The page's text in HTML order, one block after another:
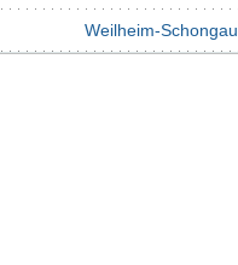
Weilheim-Schongau